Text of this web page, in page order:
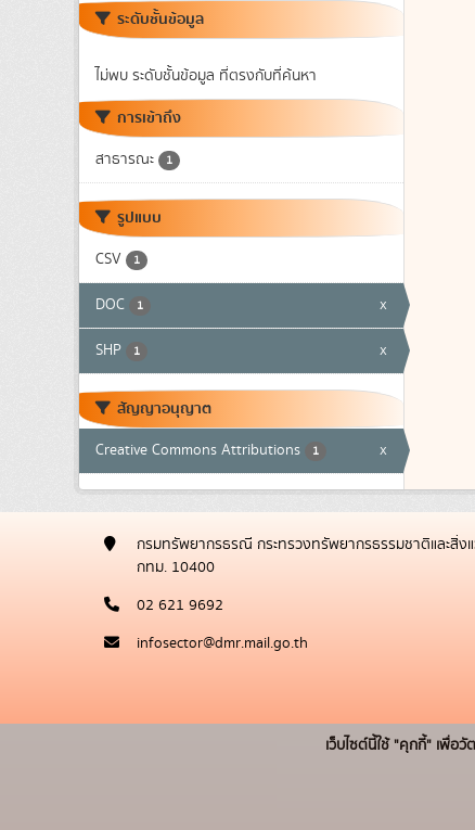
ระดับชั้นข้อมูล
ไม่พบ ระดับชั้นข้อมูล ที่ตรงกับที่ค้นหา
การเข้าถึง
สาธารณะ 1
รูปแบบ
CSV 1
DOC 1 x
SHP 1 x
สัญญาอนุญาต
Creative Commons Attributions 1 x
กรมทรัพยากรธรณี กระทรวงทรัพยากรธรรมชาติและสิ่
กทม. 10400
02 621 9692
infosector@dmr.mail.go.th
เว็บไซต์นี้ใช้ "คุกกี้" เพื่อ